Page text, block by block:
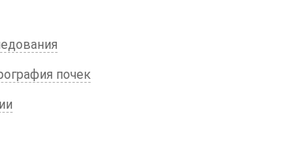
почек